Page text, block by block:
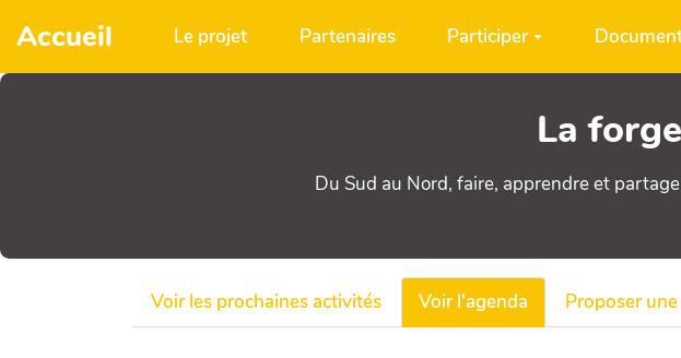
Aller au contenu principal
Accueil Le projet Partenaires Participer
La
Du Sud au Nord, faire, apprendre et
Voir les prochaines activités Voir l'agenda Proposer